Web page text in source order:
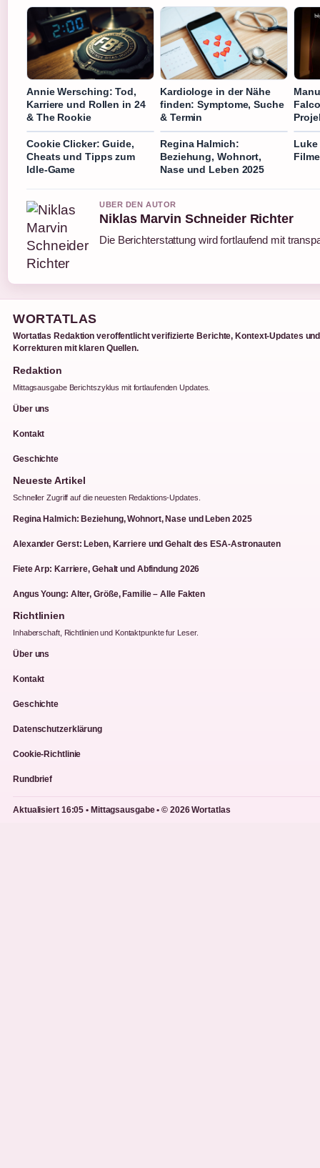
Annie Wersching: Tod,
Karriere und Rollen in 24
& The Rookie
Kardiologe in der Nähe
finden: Symptome, Suche
& Termin
Cookie Clicker: Guide,
Cheats und Tipps zum
Idle-Game
Regina Halmich:
Beziehung, Wohnort,
Nase und Leben 2025
Luke
UBER DEN AUTOR
Niklas Marvin Schneider Richter
Die Berichterstattung wird fortlaufend mit
WORTATLAS
Wortatlas Redaktion veroffentlicht verifizierte Berichte, Kontext-Updates und
Korrekturen mit klaren Quellen.
Redaktion
Mittagsausgabe Berichtszyklus mit fortlaufenden Updates.
Über uns
Kontakt
Geschichte
Neueste Artikel
Schneller Zugriff auf die neuesten Redaktions-Updates.
Regina Halmich: Beziehung, Wohnort, Nase und Leben 2025
Alexander Gerst: Leben, Karriere und Gehalt des ESA-Astronauten
Fiete Arp: Karriere, Gehalt und Abfindung 2026
Angus Young: Alter, Größe, Familie – Alle Fakten
Richtlinien
Inhaberschaft, Richtlinien und Kontaktpunkte fur Leser.
Über uns
Kontakt
Geschichte
Datenschutzerklärung
Cookie-Richtlinie
Rundbrief
Aktualisiert 16:05 • Mittagsausgabe • © 2026 Wortatlas